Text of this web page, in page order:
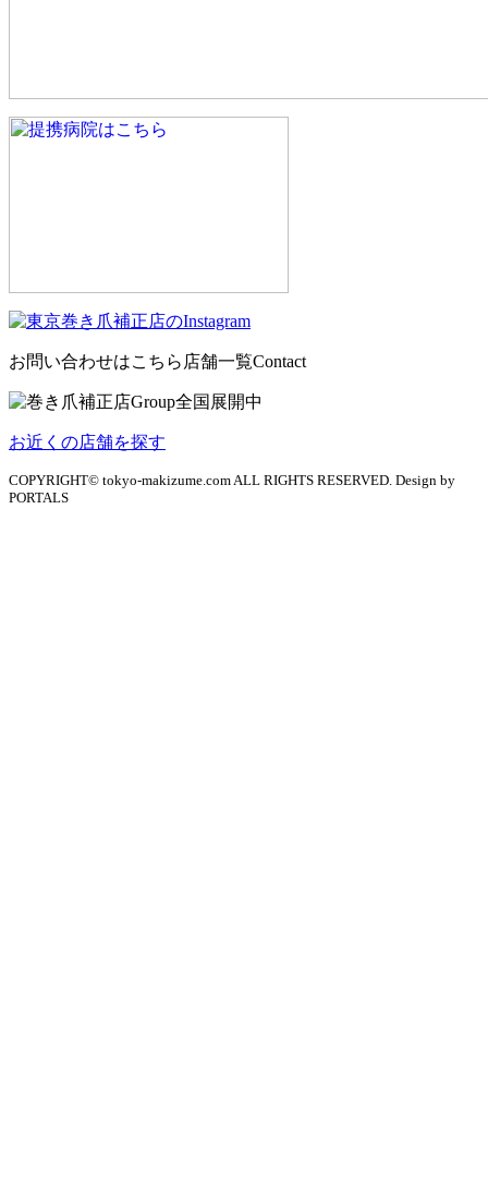
お問い合わせはこちら 店舗一覧Contact
お近くの店舗を探す
COPYRIGHT© tokyo-makizume.com ALL RIGHTS RESERVED. Design by
PORTALS